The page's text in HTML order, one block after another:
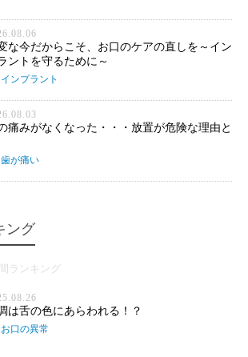
な今だからこそ、お口のケアの直しを～イン
ントを守るために～
インプラント
痛みがなくなった・・・放置が危険な理由と
歯が痛い
ング
ランキング
は舌の色にあらわれる！？
お口の異常